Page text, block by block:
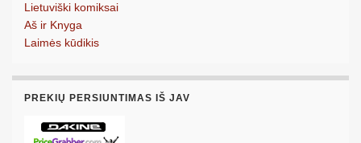
Lietuviški komiksai
Aš ir Knyga
Laimės kūdikis
PREKIŲ PERSIUNTIMAS IŠ JAV